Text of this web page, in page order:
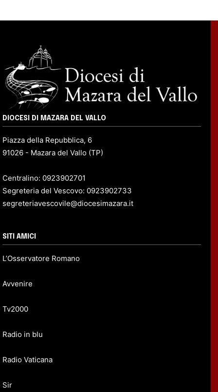
DIOCESI DI MAZARA DEL VALLO
Piazza della Repubblica, 6
91026 - Mazara del Vallo (TP)
Centralino: 0923902701
Segreteria del Vescovo: 0923902733
segreteriavescovile@diocesimazara.it
SITI AMICI
L’Osservatore Romano
Avvenire
Tv2000
Radio in blu
Radio Vaticana
Sir